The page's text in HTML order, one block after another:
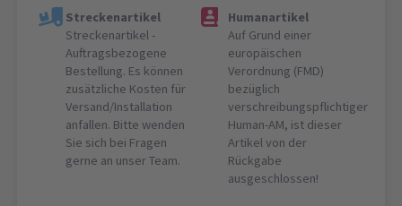
Streckenartikel
Streckenartikel -
Auftragsbezogene
Bestellung. Es können
zusätzliche Kosten für
Versand/Installation
anfallen. Bitte wenden
Sie sich bei Fragen
gerne an unser Team.
Humanartikel
Auf Grund einer
europäischen
Verordnung (FMD)
bezüglich
verschreibungspflichtiger
Human-AM, ist dieser
Artikel von der
Rückgabe
ausgeschlossen!